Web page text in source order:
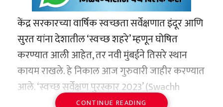
केंद्र सरकारच्या वार्षिक स्वच्छता सर्वेक्षणात इंदूर आणि
सुरत यांना देशातील ‘स्वच्छ शहरे’ म्हणून घोषित
करण्यात आली आहेत, तर नवी मुंबईने तिसरे स्थान
कायम राखले. हे निकाल आज गुरुवारी जाहीर करण्यात
आले. ‘स्वच्छ सर्वेक्षण पुरस्कार 2023’ (Swachh
Survekshan Awards 2023) मध्ये ‘सर्वोत्कृष्ट
CONTINUE READING